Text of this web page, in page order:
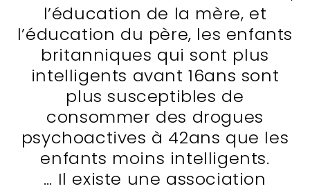
l’éducation de la mère, et
l’éducation du père, les enfants
britanniques qui sont plus
intelligents avant 16ans sont
plus susceptibles de
consommer des drogues
psychoactives à 42ans que les
enfants moins intelligents.
… Il existe une association